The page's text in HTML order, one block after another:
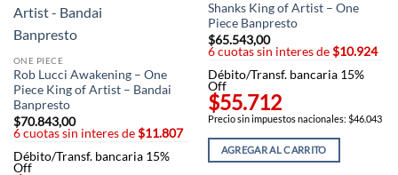
ONE PIECE
Rob Lucci Awakening – One
Piece King of Artist – Bandai
Banpresto
$70.843,00
6 cuotas sin interes de$11.807
Débito/Transf. bancaria 15%
Off
Shanks King of Artist – One
Piece Banpresto
$65.543,00
6 cuotas sin interes de$10.924
Débito/Transf. bancaria 15%
Off
$55.712
Precio sin impuestos nacionales: $46.043
AGREGAR AL CARRITO